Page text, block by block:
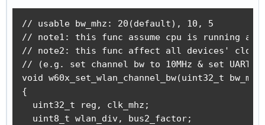
  // wm_rf_band_switch @20MHz BW
  _rf_spi_w(0x102640);  //write(0x8, 0x2640)
  _rf_spi_w(0x146967);  //write(0xA, 0x6967)
  _rf_spi_w(0x102641);  //write(0x8, 0x2641)
  delayMicroseconds(180);
  _rf_spi_w(0x102740);  //write(0x8, 0x2740)
  _rf_spi_w(0x145327);  //write(0xA, 0x5327)
  _rf_spi_w(0x102741);  //write(0x8, 0x2741)
  delayMicroseconds(180);
// usable bw_mhz: 20(default), 10, 5
// note1: this func assume cpu is running at
// note2: this func affect all devices' clock
// (e.g. set channel bw to 10MHz & set UART
void w60x_set_wlan_channel_bw(uint32_t
{
  uint32_t reg, clk_mhz;
  uint8_t wlan_div, bus2_factor;